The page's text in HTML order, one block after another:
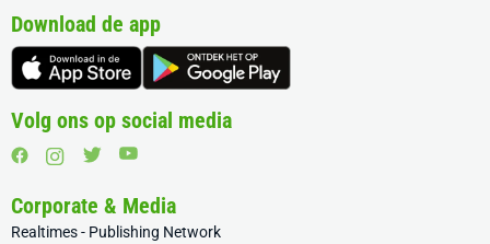
Download de app
Volg ons op social media
Corporate & Media
Realtimes - Publishing Network